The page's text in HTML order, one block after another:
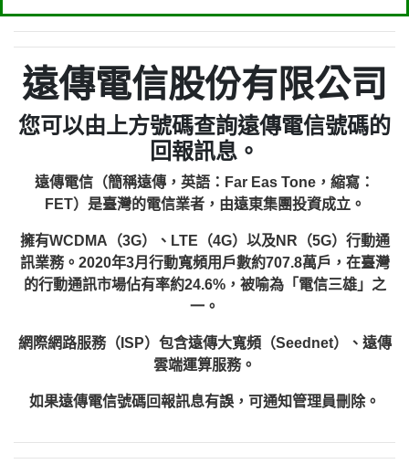
遠傳電信股份有限公司
您可以由上方號碼查詢遠傳電信號碼的
回報訊息。
遠傳電信（簡稱遠傳，英語：Far Eas Tone，縮寫：
FET）是臺灣的電信業者，由遠東集團投資成立。
擁有WCDMA（3G）、LTE（4G）以及NR（5G）行動通
訊業務。2020年3月行動寬頻用戶數約707.8萬戶，在臺灣
的行動通訊市場佔有率約24.6%，被喻為「電信三雄」之
一。
網際網路服務（ISP）包含遠傳大寬頻（Seednet）、遠傳
雲端運算服務。
如果遠傳電信號碼回報訊息有誤，可通知管理員刪除。